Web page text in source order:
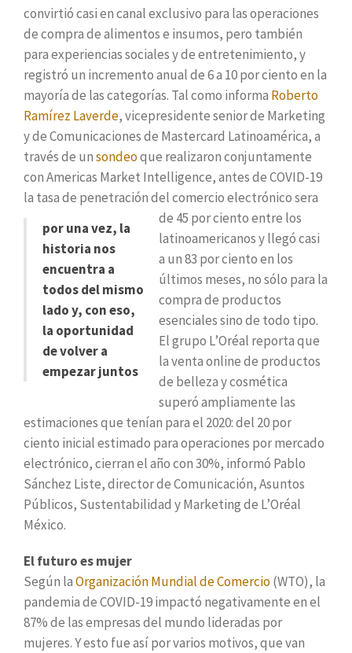
convirtió casi en canal exclusivo para las operaciones
de compra de alimentos e insumos, pero también
para experiencias sociales y de entretenimiento, y
registró un incremento anual de 6 a 10 por ciento en la
mayoría de las categorías. Tal como informa Roberto
Ramírez Laverde, vicepresidente senior de Marketing
y de Comunicaciones de Mastercard Latinoamérica, a
través de unsondeoque realizaron conjuntamente
con Americas Market Intelligence, antes de COVID-19
la tasa de penetración del comercio electrónico
por una vez, la
historia nos
encuentra a
todos del mismo
lado y, con eso,
la oportunidad
de volver a
empezar juntos
sera
de 45 por ciento entre los
latinoamericanos y llegó casi
a un 83 por ciento en los
últimos meses, no sólo para la
compra de productos
esenciales sino de todo tipo.
El grupo L’Oréal reporta que
la venta online de productos
de belleza y cosmética
superó ampliamente las
estimaciones que tenían para el 2020: del 20 por
ciento inicial estimado para operaciones por mercado
electrónico, cierran el año con 30%, informó Pablo
Sánchez Liste, director de Comunicación, Asuntos
Públicos, Sustentabilidad y Marketing de L’Oréal
México.
El futuro es mujer
Según laOrganización Mundial de Comercio(WTO), la
pandemia de COVID-19 impactó negativamente en el
87% de las empresas del mundo lideradas por
mujeres. Y esto fue así por varios motivos, que van